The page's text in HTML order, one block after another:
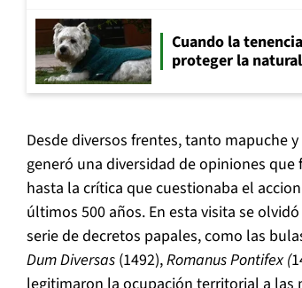
Cuando la
proteger la
Desde diversos frentes, tanto mapuche
generó una diversidad de opiniones
hasta la crítica que cuestionaba el
últimos 500 años. En esta visita se
serie de decretos papales, como las
Dum Diversas (1492),Romanus Pontifex (